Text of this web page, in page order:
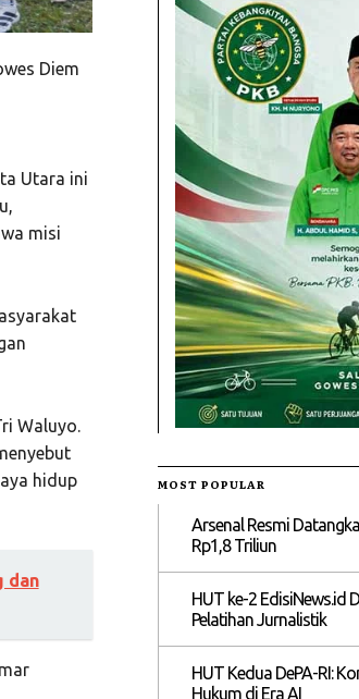
Diem
Utara ini
misi
Waluyo
hidup
dan
MOST POPULAR
Arsenal Resmi
Rp1,8 Triliun
HUT ke-2 EdisiNews.id
Pelatihan Jurnalistik
HUT Kedua DePA-RI:
Hukum di Era AI